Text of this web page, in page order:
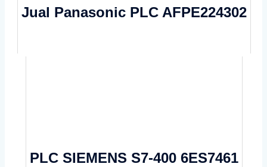
Jual Panasonic PLC AFPE224302
PLC SIEMENS S7-400 6ES7461